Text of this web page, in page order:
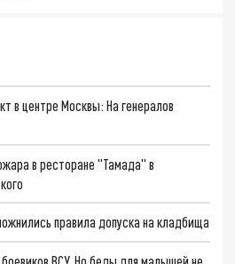
в центре Москвы: На генералов
в ресторане "Тамада" в
правила допуска на кладбища